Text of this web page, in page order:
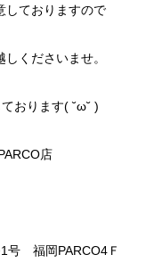
しておりますので
くださいませ。
おります( ˘ω˘ )
店
号 福岡PARCO4Ｆ